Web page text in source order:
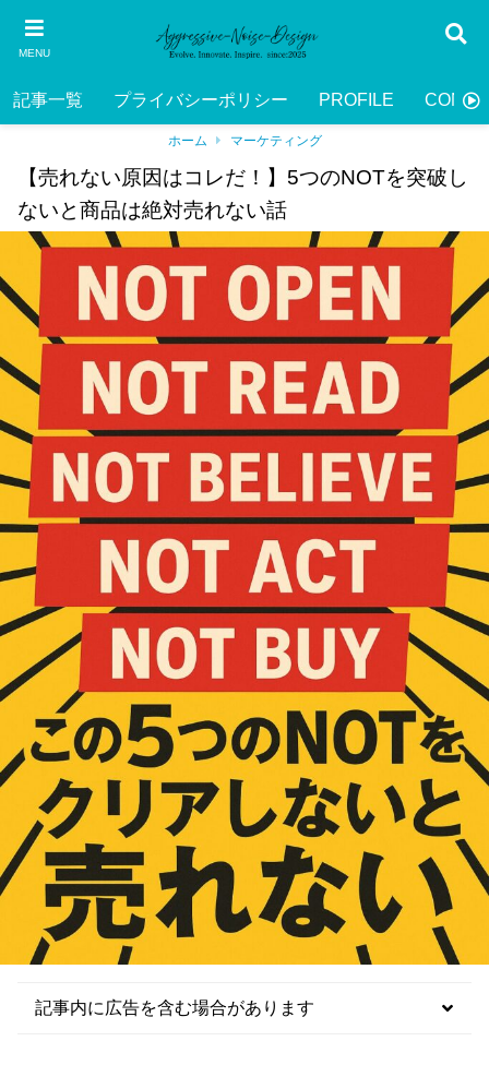
MENU
記事一覧 プライバシーポリシー PROFILE
ホーム マーケティング
【売れない原因はコレだ！】5つのNOTを突破し
ないと商品は絶対売れない話
記事内に広告を含む場合があります